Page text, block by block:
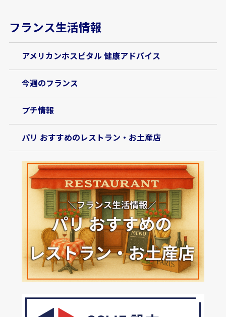
フランス生活情報
アメリカンホスピタル 健康アドバイス
今週のフランス
プチ情報
パリ おすすめのレストラン・お土産店